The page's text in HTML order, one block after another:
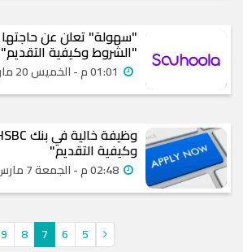
"الشروط وكيفية التقديم"
وكيفية التقديم"
5
6
7
8
9